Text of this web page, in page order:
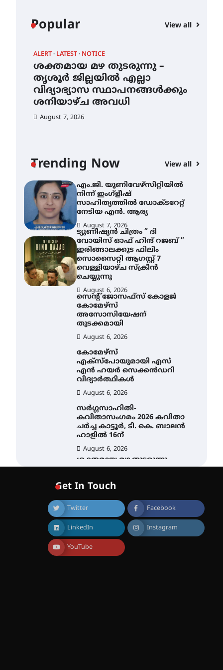
Popular View all
ALERT LATEST NOTICE
ശക്തമായ മഴ തുടരുന്നു –
തൃശൂർ ജില്ലയിൽ എല്ലാ
വിദ്യാഭ്യാസ സ്ഥാപനങ്ങൾക്കും
ശനിയാഴ്ച അവധി
August 7, 2026
Trending Now View all
എക്സ്പോയുമായി എസ്
August 6, 2026
സർഗ്ഗസാഹിതി-
കവിതാസംഗമം 2026 കവിതാ
ചർച്ച കാട്ടൂർ, ടി. കെ. ബാലൻ
ഹാളിൽ 16ന്
August 6, 2026
ശനിയാഴ്ച അവധി
എം.ജി. യൂണിവേഴ്‌സിറ്റിയിൽ
നിന്ന് ഇംഗ്ളീഷ്
സാഹിത്യത്തിൽ ഡോക്ടറേറ്റ്
നേടിയ എൻ. ആര്യ
August 7, 2026
ട്യുണീഷ്യൻ ചിത്രം ” ദി
വോയിസ് ഓഫ് ഹിന്ദ് റജബ് ”
ഇരിങ്ങാലക്കുട ഫിലിം
സൊസൈറ്റി ആഗസ്റ്റ് 7
വെള്ളിയാഴ്ച സ്‌ക്രീൻ
ചെയ്യുന്നു
August 6, 2026
സെന്റ് ജോസഫ്സ് കോളജ്
കോമേഴ്‌സ്
അസോസിയേഷന്
തുടക്കമായി
August 6, 2026
കോമേഴ്സ്
എക്സ്പോയുമായി എസ്
എൻ ഹയർ സെക്കൻഡറി
വിദ്യാർത്ഥികൾ
August 6, 2026
സർഗ്ഗസാഹിതി-
കവിതാസംഗമം 2026 കവിതാ
ചർച്ച കാട്ടൂർ, ടി. കെ. ബാലൻ
ഹാളിൽ 16ന്
August 6, 2026
ശക്തമായ മഴ തുടരുന്നു –
തൃശൂർ ജില്ലയിൽ എല്ലാ
സ്ഥാപനങ്ങൾക്കും
August 7, 2026
എം.ജി. യൂണിവേഴ്‌സിറ്റിയിൽ
നിന്ന് ഇംഗ്ളീഷ്
സാഹിത്യത്തിൽ ഡോക്ടറേറ്റ്
നേടിയ എൻ. ആര്യ
Get In Touch
Twitter Facebook
LinkedIn Instagram
YouTube